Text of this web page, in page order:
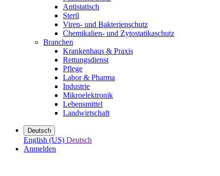
Antistatisch
Steril
Viren- und Bakterienschutz
Chemikalien- und Zytostatikaschutz
Branchen
Krankenhaus & Praxis
Rettungsdienst
Pflege
Labor & Pharma
Industrie
Mikroelektronik
Lebensmittel
Landwirtschaft
Deutsch
English (US) Deutsch
Anmelden